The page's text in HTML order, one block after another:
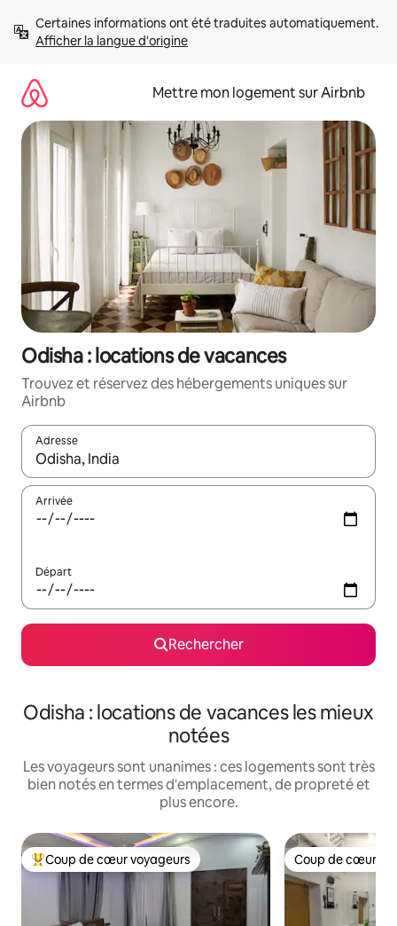
directement
Afficher la langue d'origine
Mettre mon logement sur Airbnb
Odisha : locations de vacances
Trouvez et réservez des hébergements uniques sur
Airbnb
Adresse
Lorsque les résultats s'affichent, utilisez les flèches vers le
Arrivée
Départ
Rechercher
Odisha : locations de vacances les mieux
notées
Les voyageurs sont unanimes : ces logements sont très
bien notés en termes d'emplacement, de propreté et
plus encore.
Coups de cœur voyageurs les plus appréciés
Coup de cœur voyageurs Coup de cœur
Coup de cœur